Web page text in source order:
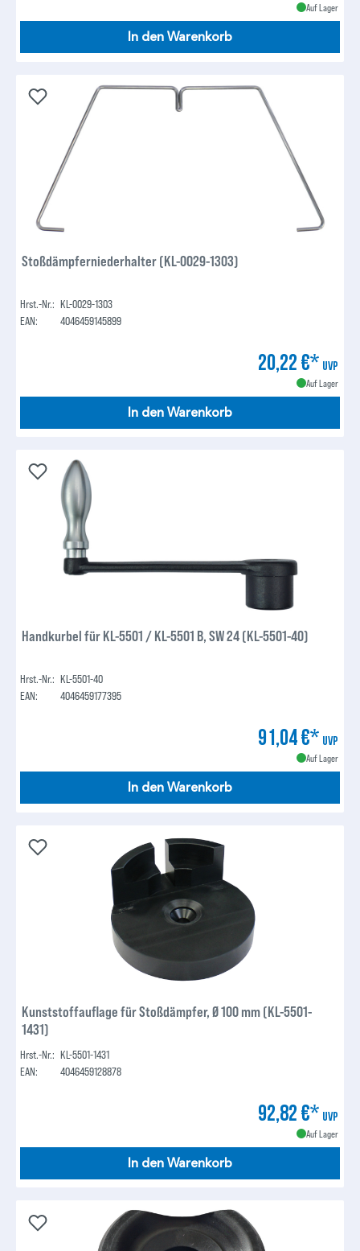
Auf Lager
In den Warenkorb
Stoßdämpferniederhalter (KL-0029-1303)
Hrst.-Nr.: KL-0029-1303
EAN:
4046459145899
20,22 €* UVP
Auf Lager
In den Warenkorb
Handkurbel für KL-5501 / KL-5501 B, SW 24 (KL-5501-40)
Hrst.-Nr.: KL-5501-40
EAN:
4046459177395
91,04 €* UVP
Auf Lager
In den Warenkorb
Kunststoffauflage für Stoßdämpfer, Ø 100 mm (KL-5501-
1431)
Hrst.-Nr.: KL-5501-1431
EAN:
4046459128878
92,82 €* UVP
Auf Lager
In den Warenkorb